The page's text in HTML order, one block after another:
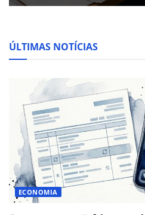
ÚLTIMAS NOTÍCIAS
ECONOMIA